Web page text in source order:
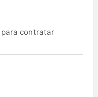
contratar